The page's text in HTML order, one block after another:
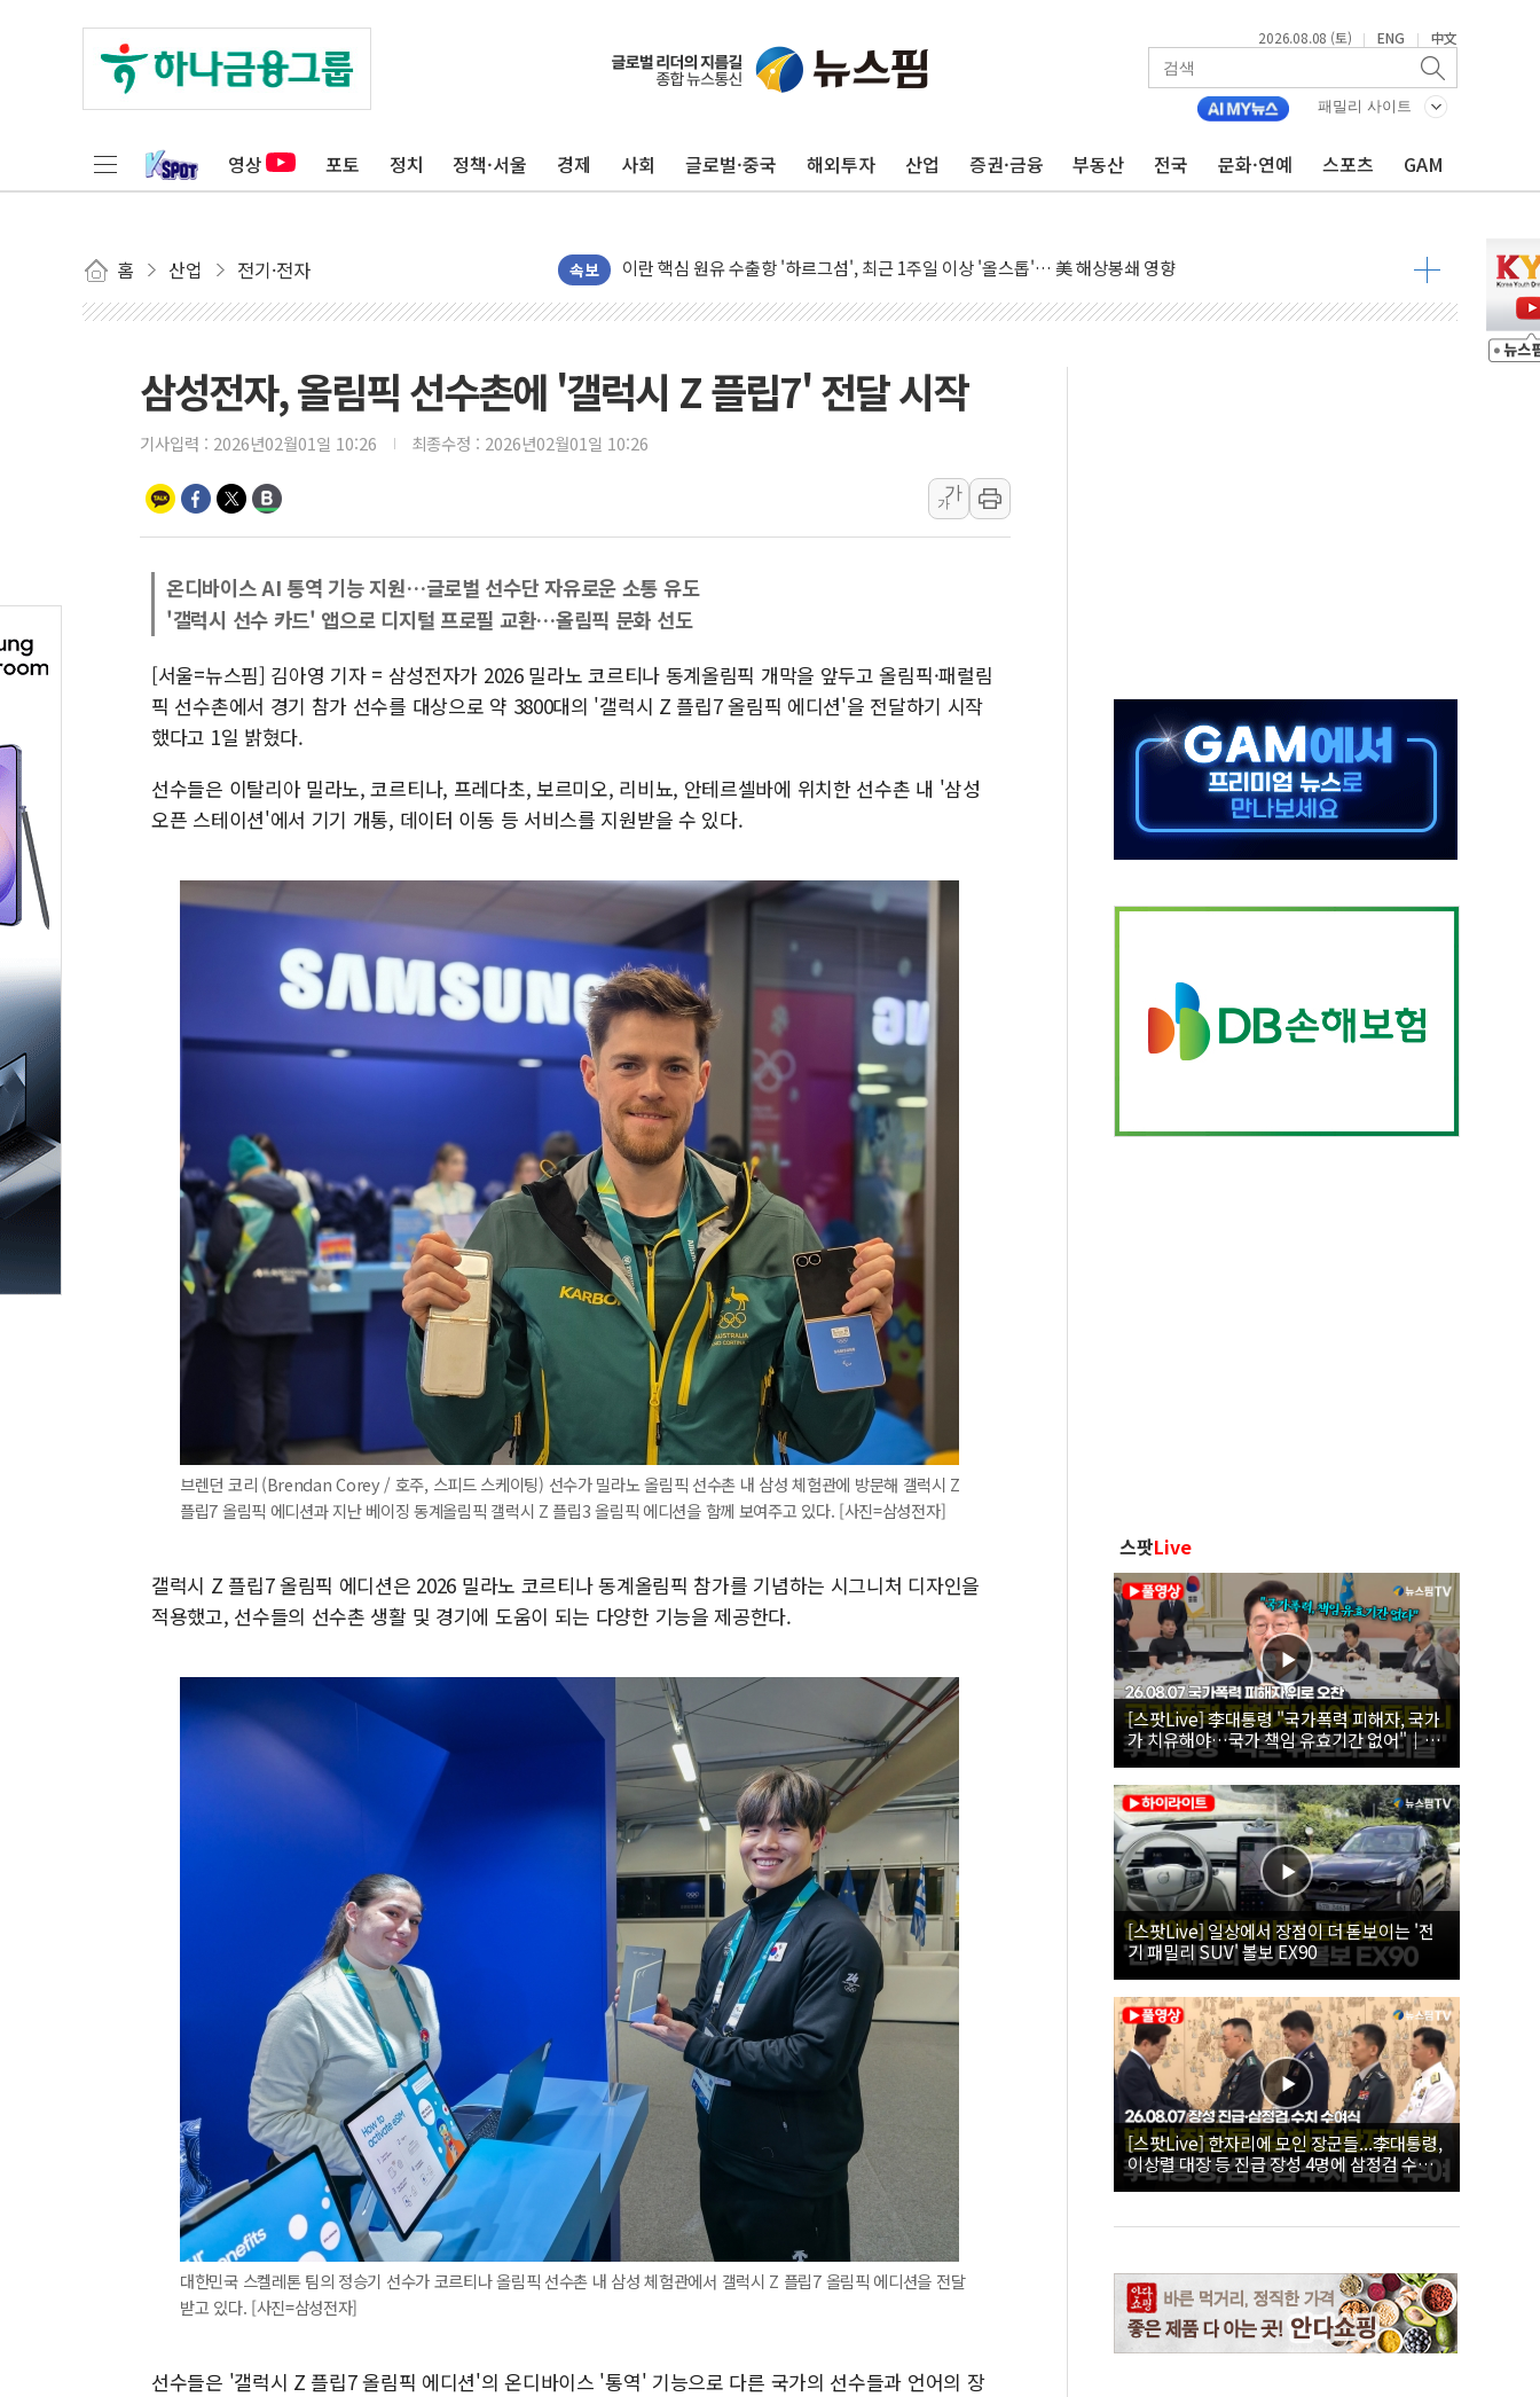
2026.08.08 (토) | ENG | 中文
패밀리 사이트
영상 포토 정치 정책·서울 경제 사회 글로벌·중국 해외투자 산업 증권·금융 부동산 전국 문화·연예 스포츠 GAM
홈 산업 전기·전자 속보
유럽증시, 美 고용 예상 밖 부진에 연준 금리 인상 가능성 낮아지며 상승… STOXX 600 지수는 나흘 연속 최고치
미 연준 매파 기세 꺾이나…고용 감소에 9월 동결 전망 우세
트럼프, 백신·자폐증 행정명령 검토…"이르면 다음 주"
美 항소법원, 백악관 무도회장 공사 중단 명령…트럼프 제동
美 고용 쇼크에 엔화 장중 급등…시장은 "또 개입했나" 촉각
[AI MY 뉴스] 뉴욕 반도체주 프리뷰...美 고용 쇼크에 반도체주 '활짝'
[종합] 美 7월 고용 2만3000명 감소 '쇼크'…9월 금리 인상 기대 후퇴
[사진] 이슬람 수니파 3개국, 공동방위협정 체결
뉴욕증시 개장 전 특징주...아틀라시안·클라우드플레어·태양광주↑ VS 트레이드데스크·웬디스↓
보훈부, 미 DPAA와 MOU… "6·25 미군 실종자 7359명 끝까지 찾겠다"
트럼프 "금리 내려야"…파월 때와 달리 워시엔 톤 낮춰
특정 정치인 측근 포항시 정책특보 내정설...포항시 '시끌'
李 "해남 태양광, 대한민국 다음 100년 밑거름…수도권 집중 완화 전환점"
李 대통령, '6시간 마라톤 부동산 2차 회의' 주재… "전폭적 공급 확대·속도전 총력"
[사진] 빈살만과 에르도안의 만남
이란와이어 "이란 최고지도자 위독…곧 사망해도 놀랍지 않아"
삼성전자, 올림픽 선수촌에 '갤럭시 Z 플립7' 전달 시작
기사입력 : 2026년02월01일 10:26 최종수정 : 2026년02월01일 10:26
가
가
온디바이스 AI 통역 기능 지원…글로벌 선수단 자유로운 소통 유도
'갤럭시 선수 카드' 앱으로 디지털 프로필 교환…올림픽 문화 선도
[서울=뉴스핌] 김아영 기자 = 삼성전자가 2026 밀라노 코르티나 동계올림픽 개막을 앞두고 올림픽·패럴림
픽 선수촌에서 경기 참가 선수를 대상으로 약 3800대의 '갤럭시 Z 플립7 올림픽 에디션'을 전달하기 시작
했다고 1일 밝혔다.
선수들은 이탈리아 밀라노, 코르티나, 프레다초, 보르미오, 리비뇨, 안테르셀바에 위치한 선수촌 내 '삼성
오픈 스테이션'에서 기기 개통, 데이터 이동 등 서비스를 지원받을 수 있다.
브렌던 코리 (Brendan Corey / 호주, 스피드 스케이팅) 선수가 밀라노 올림픽 선수촌 내 삼성 체험관에 방문해 갤럭시 Z
플립7 올림픽 에디션과 지난 베이징 동계올림픽 갤럭시 Z 플립3 올림픽 에디션을 함께 보여주고 있다. [사진=삼성전자]
갤럭시 Z 플립7 올림픽 에디션은 2026 밀라노 코르티나 동계올림픽 참가를 기념하는 시그니처 디자인을
적용했고, 선수들의 선수촌 생활 및 경기에 도움이 되는 다양한 기능을 제공한다.
대한민국 스켈레톤 팀의 정승기 선수가 코르티나 올림픽 선수촌 내 삼성 체험관에서 갤럭시 Z 플립7 올림픽 에디션을 전달
받고 있다. [사진=삼성전자]
선수들은 '갤럭시 Z 플립7 올림픽 에디션'의 온디바이스 '통역' 기능으로 다른 국가의 선수들과 언어의 장
스팟Live
[스팟Live] 李대통령 "국가폭력 피해자, 국가
가 치유해야…국가 책임 유효기간 없어"｜
26.08.07 국가폭력 피해자 위로 오찬
[스팟Live] 일상에서 장점이 더 돋보이는 '전
기 패밀리 SUV' 볼보 EX90
[스팟Live] 한자리에 모인 장군들...李대통령,
이상렬 대장 등 진급 장성 4명에 삼정검 수치
직접 수여｜26.08.07 장성 진급·삼정검 수치